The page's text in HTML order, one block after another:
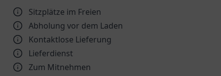
Sitzplätze im Freien
Abholung vor dem Laden
Kontaktlose Lieferung
Lieferdienst
Zum Mitnehmen